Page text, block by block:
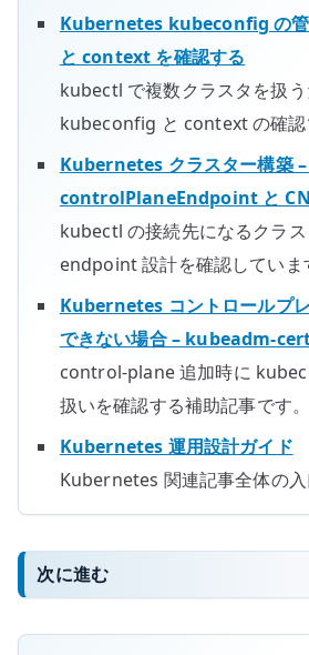
Kubernetes kubeconfig の管
と context を確認する
kubectl で複数クラスタを扱
kubeconfig と context の確認
Kubernetes クラスター構築
controlPlaneEndpoint と
kubectl の接続先になるクラス
endpoint 設計を確認していま
Kubernetes コントロールプ
できない場合 – kubeadm-
control-plane 追加時に
扱いを確認する補助記事です。
Kubernetes 運用設計ガイド
Kubernetes 関連記事全体の入
次に進む